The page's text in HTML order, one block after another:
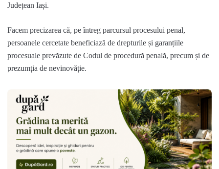
Județean Iași.
Facem precizarea că, pe întreg parcursul procesului penal,
persoanele cercetate beneficiază de drepturile și garanțiile
procesuale prevăzute de Codul de procedură penală, precum și de
prezumția de nevinovăție.